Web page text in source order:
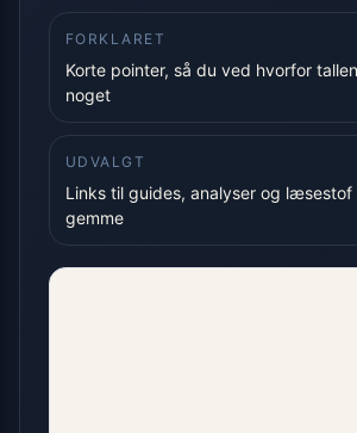
FORKLARET
Korte pointer, så du ved hvorfor
noget
UDVALGT
Links til guides, analyser og
gemme